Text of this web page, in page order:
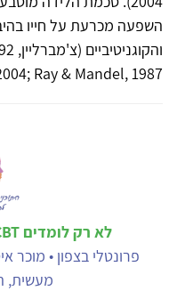
השפעה מכרעת על חייו
Ray & Mandel, 1987).
לא רק לומדים CBT מפתחים חשיבה קלינית
פרונטלי בצפון • מוכר
מעשית,